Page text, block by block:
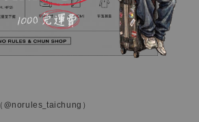
（@norules_taichung）